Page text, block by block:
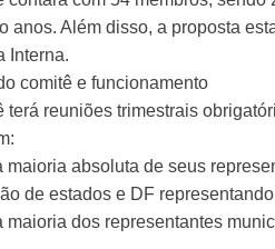
anos. Além disso, a proposta
Interna.
comitê e funcionamento
terá reuniões trimestrais
maioria absoluta de seus
de estados e DF
maioria dos representantes